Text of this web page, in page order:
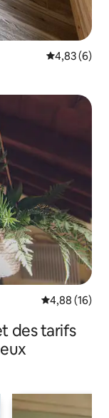
Évaluation
4,83 (6)
Évaluation
4,88 (16)
des tarifs